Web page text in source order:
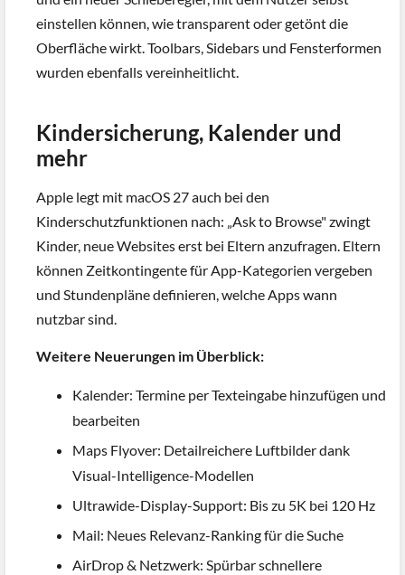
einstellen können, wie transparent oder getönt die
Oberfläche wirkt. Toolbars, Sidebars und Fensterformen
wurden ebenfalls vereinheitlicht.
Kindersicherung, Kalender und
mehr
Apple legt mit macOS 27 auch bei den
Kinderschutzfunktionen nach: „Ask to Browse" zwingt
Kinder, neue Websites erst bei Eltern anzufragen. Eltern
können Zeitkontingente für App-Kategorien vergeben
und Stundenpläne definieren, welche Apps wann
nutzbar sind.
Weitere Neuerungen im Überblick:
Kalender: Termine per Texteingabe hinzufügen und
bearbeiten
Maps Flyover: Detailreichere Luftbilder dank
Visual-Intelligence-Modellen
Ultrawide-Display-Support: Bis zu 5K bei 120 Hz
Mail: Neues Relevanz-Ranking für die Suche
AirDrop & Netzwerk: Spürbar schnellere